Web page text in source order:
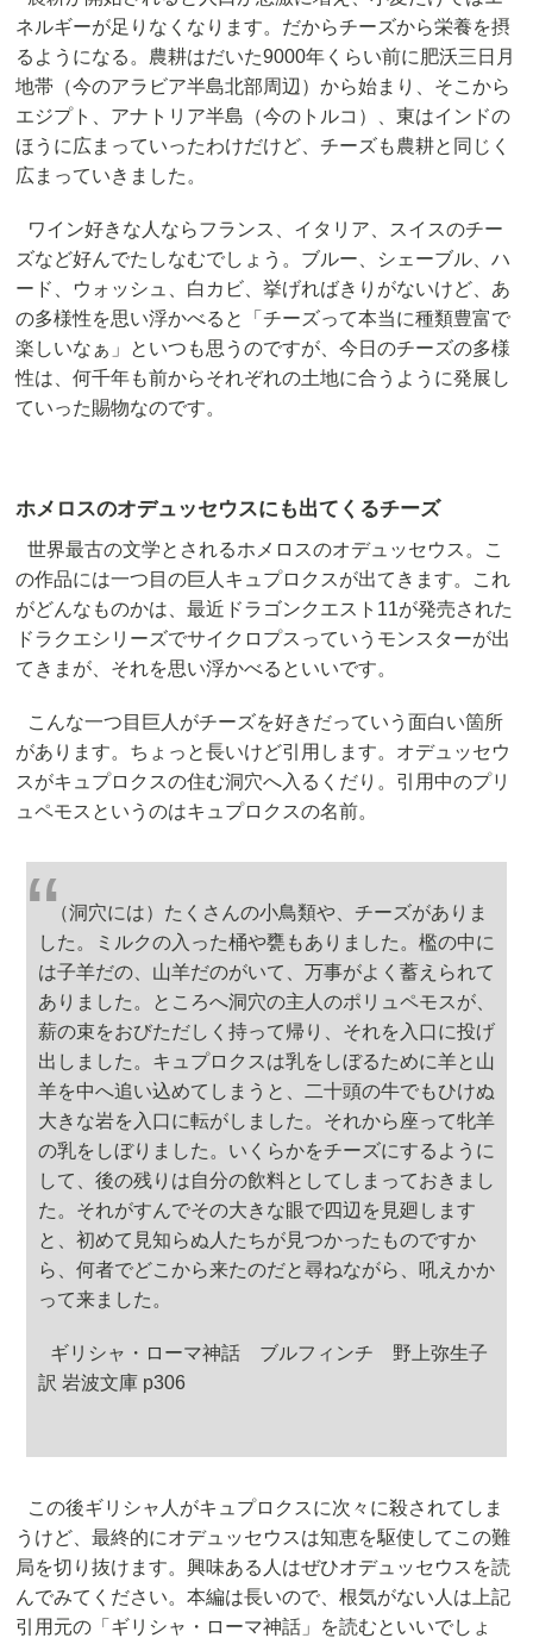
ネルギーが足りなくなります。だからチーズから栄養を摂
るようになる。農耕はだいた9000年くらい前に肥沃三日月
地帯（今のアラビア半島北部周辺）から始まり、そこから
エジプト、アナトリア半島（今のトルコ）、東はインドの
ほうに広まっていったわけだけど、チーズも農耕と同じく
広まっていきました。
ワイン好きな人ならフランス、イタリア、スイスのチー
ズなど好んでたしなむでしょう。ブルー、シェーブル、ハ
ード、ウォッシュ、白カビ、挙げればきりがないけど、あ
の多様性を思い浮かべると「チーズって本当に種類豊富で
楽しいなぁ」といつも思うのですが、今日のチーズの多様
性は、何千年も前からそれぞれの土地に合うように発展し
ていった賜物なのです。
ホメロスのオデュッセウスにも出てくるチーズ
世界最古の文学とされるホメロスのオデュッセウス。こ
の作品には一つ目の巨人キュプロクスが出てきます。これ
がどんなものかは、最近ドラゴンクエスト11が発売された
ドラクエシリーズでサイクロプスっていうモンスターが出
てきまが、それを思い浮かべるといいです。
こんな一つ目巨人がチーズを好きだっていう面白い箇所
があります。ちょっと長いけど引用します。オデュッセウ
スがキュプロクスの住む洞穴へ入るくだり。引用中のプリ
ュペモスというのはキュプロクスの名前。
（洞穴には）たくさんの小鳥類や、チーズがありま
した。ミルクの入った桶や甕もありました。檻の中に
は子羊だの、山羊だのがいて、万事がよく蓄えられて
ありました。ところへ洞穴の主人のポリュペモスが、
薪の束をおびただしく持って帰り、それを入口に投げ
出しました。キュプロクスは乳をしぼるために羊と山
羊を中へ追い込めてしまうと、二十頭の牛でもひけぬ
大きな岩を入口に転がしました。それから座って牝羊
の乳をしぼりました。いくらかをチーズにするように
して、後の残りは自分の飲料としてしまっておきまし
た。それがすんでその大きな眼で四辺を見廻します
と、初めて見知らぬ人たちが見つかったものですか
ら、何者でどこから来たのだと尋ねながら、吼えかか
って来ました。
ギリシャ・ローマ神話 ブルフィンチ 野上弥生子
訳 岩波文庫 p306
この後ギリシャ人がキュプロクスに次々に殺されてしま
うけど、最終的にオデュッセウスは知恵を駆使してこの難
局を切り抜けます。興味ある人はぜひオデュッセウスを読
んでみてください。本編は長いので、根気がない人は上記
引用元の「ギリシャ・ローマ神話」を読むといいでしょ